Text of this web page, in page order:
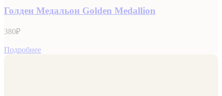
Голден Медальон Golden Medallion
380₽
Подробнее